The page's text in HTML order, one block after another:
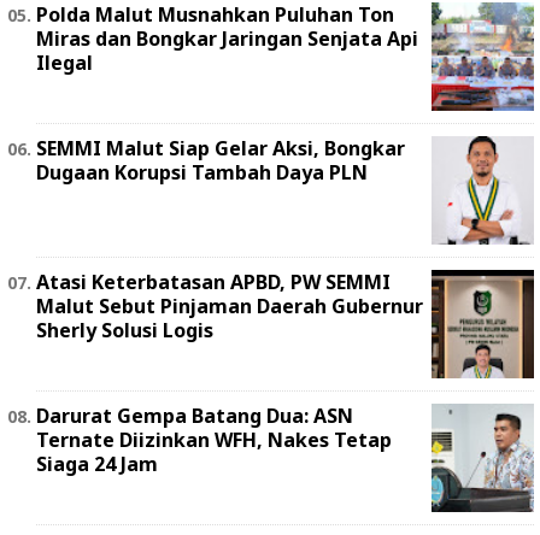
Polda Malut Musnahkan Puluhan Ton
Miras dan Bongkar Jaringan Senjata Api
Ilegal
SEMMI Malut Siap Gelar Aksi, Bongkar
Dugaan Korupsi Tambah Daya PLN
Atasi Keterbatasan APBD, PW SEMMI
Malut Sebut Pinjaman Daerah Gubernur
Sherly Solusi Logis
Darurat Gempa Batang Dua: ASN
Ternate Diizinkan WFH, Nakes Tetap
Siaga 24 Jam